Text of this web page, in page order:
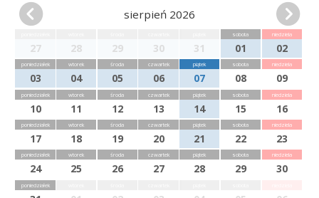
sierpień 2026
27 28 29 30 31
sobota
01
niedziela
02
poniedziałek
03
wtorek
04
środa
05
czwartek
06
piątek
07
sobota
08
niedziela
09
poniedziałek
10
wtorek
11
środa
12
czwartek
13
piątek
14
sobota
15
niedziela
16
poniedziałek
17
wtorek
18
środa
19
czwartek
20
piątek
21
sobota
22
niedziela
23
poniedziałek
24
wtorek
25
środa
26
czwartek
27
piątek
28
sobota
29
niedziela
30
poniedziałek